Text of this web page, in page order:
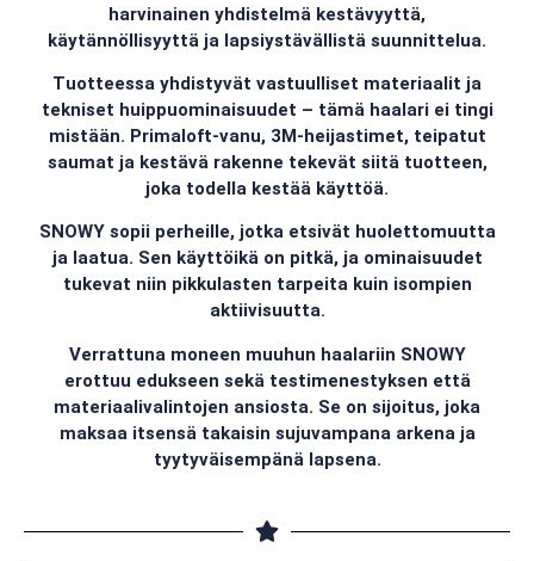
harvinainen yhdistelmä kestävyyttä,
käytännöllisyyttä ja lapsiystävällistä suunnittelua.
Tuotteessa yhdistyvät vastuulliset materiaalit ja
tekniset huippuominaisuudet – tämä haalari ei tingi
mistään. Primaloft-vanu, 3M-heijastimet, teipatut
saumat ja kestävä rakenne tekevät siitä tuotteen,
joka todella kestää käyttöä.
SNOWY sopii perheille, jotka etsivät huolettomuutta
ja laatua. Sen käyttöikä on pitkä, ja ominaisuudet
tukevat niin pikkulasten tarpeita kuin isompien
aktiivisuutta.
Verrattuna moneen muuhun haalariin SNOWY
erottuu edukseen sekä testimenestyksen että
materiaalivalintojen ansiosta. Se on sijoitus, joka
maksaa itsensä takaisin sujuvampana arkena ja
tyytyväisempänä lapsena.